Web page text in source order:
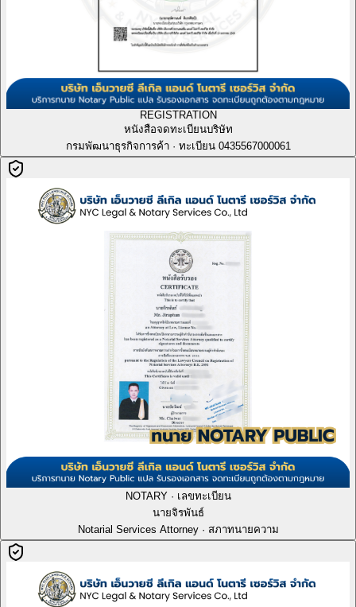
REGISTRATION
หนังสือจดทะเบียนบริษัท
กรมพัฒนาธุรกิจการค้า · ทะเบียน 0435567000061
NOTARY · เลขทะเบียน
นายจิรพันธ์
Notarial Services Attorney · สภาทนายความ